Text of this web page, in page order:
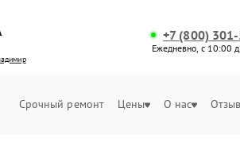
+7 (800)
Ежедневно, с 10:00
Срочный ремонт Цены О нас